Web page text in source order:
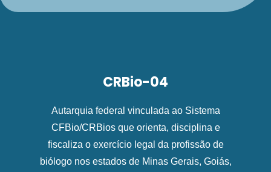
CRBio-04
Autarquia federal vinculada ao Sistema
CFBio/CRBios que orienta, disciplina e
fiscaliza o exercício legal da profissão de
biólogo nos estados de Minas Gerais, Goiás,